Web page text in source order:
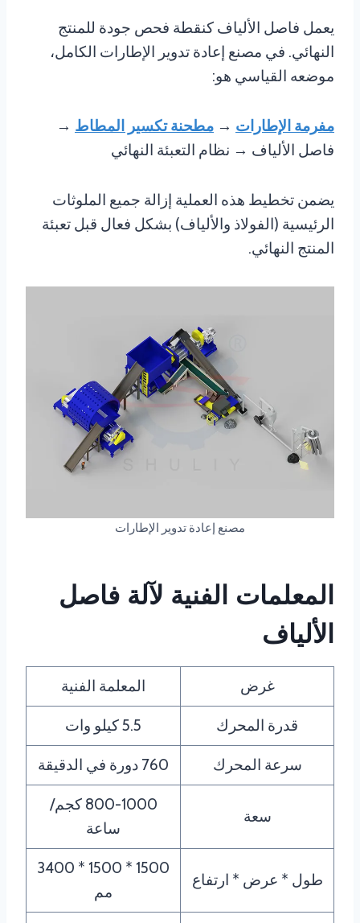
يعمل فاصل الألياف كنقطة فحص جودة للمنتج
النهائي. في مصنع إعادة تدوير الإطارات الكامل،
موضعه القياسي هو:
مفرمة الإطارات → مطحنة تكسير المطاط →
فاصل الألياف → نظام التعبئة النهائي
يضمن تخطيط هذه العملية إزالة جميع الملوثات
الرئيسية (الفولاذ والألياف) بشكل فعال قبل تعبئة
المنتج النهائي.
مصنع إعادة تدوير الإطارات
المعلمات الفنية لآلة فاصل
الألياف
غرض المعلمة الفنية
قدرة المحرك 5.5 كيلو وات
سرعة المحرك 760 دورة في الدقيقة
سعة
800-1000 كجم/
ساعة
طول * عرض * ارتفاع
1500 * 1500 * 3400
مم